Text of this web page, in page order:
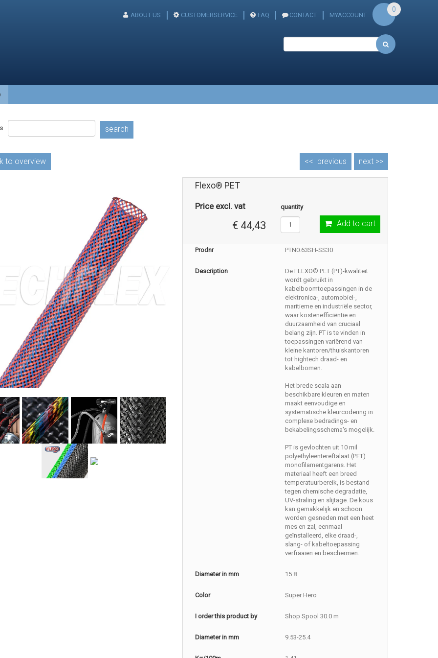
ABOUT US CUSTOMERSERVICE FAQ CONTACT MYACCOUNT
0
search
to overview next >>
<< previous
Flexo® PET
Price excl. vat
€ 44,43
quantity
Add to cart
Prodnr PTN0.63SH-SS30
Description
De FLEXO® PET (PT)-kwaliteit
wordt gebruikt in
kabelboomtoepassingen in de
elektronica-, automobiel-,
maritieme en industriële sector,
waar kostenefficiëntie en
duurzaamheid van cruciaal
belang zijn. PT is te vinden in
toepassingen variërend van
kleine kantoren/thuiskantoren
tot hightech draad- en
kabelbomen.
Het brede scala aan
beschikbare kleuren en maten
maakt eenvoudige en
systematische kleurcodering in
complexe bedradings- en
bekabelingsschema's mogelijk.
PT is gevlochten uit 10 mil
polyethyleentereftalaat (PET)
monofilamentgarens. Het
materiaal heeft een breed
temperatuurbereik, is bestand
tegen chemische degradatie,
UV-straling en slijtage. De kous
kan gemakkelijk en schoon
worden gesneden met een heet
mes en zal, eenmaal
geïnstalleerd, elke draad-,
slang- of kabeltoepassing
verfraaien en beschermen.
Diameter in mm 15.8
Color Super Hero
I order this product by Shop Spool 30.0 m
Diameter in mm 9.53-25.4